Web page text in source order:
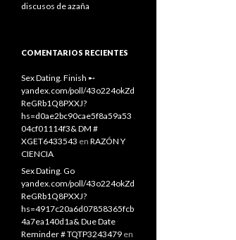
discusos de azaña
COMENTARIOS RECIENTES
Sex Dating. Finish ➸
yandex.com/poll/43o224okZd
ReGRb1Q8PXXJ?
hs=d0ae2bc90cae5f8a59a53
04cf01114f3& DM #
XGET6433543 en RAZÓN Y
CIENCIA
Sex Dating. Go
yandex.com/poll/43o224okZd
ReGRb1Q8PXXJ?
hs=4917c20a6d07858365fcb
4a7ea140d1a& Due Date
Reminder # TQTP3243479 en